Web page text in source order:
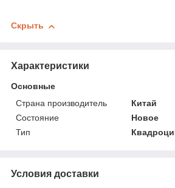
Скрыть
Характеристики
Основные
Страна производитель
Китай
Состояние
Новое
Тип
Условия доставки